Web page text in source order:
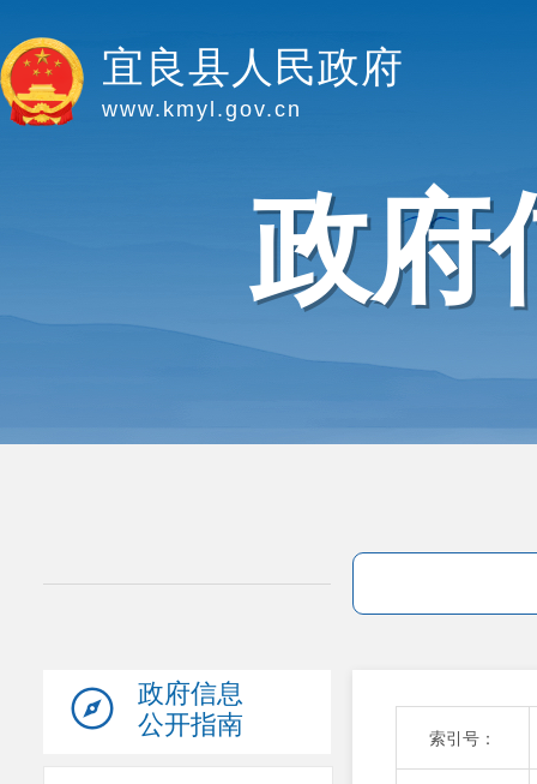
宜良县人民政府
www.kmyl.gov.cn
政府
政府信息
公开指南
索引号：